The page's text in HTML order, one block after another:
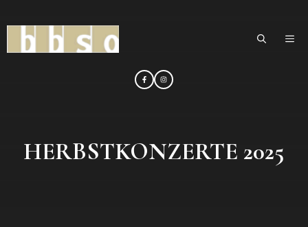
Inhalt
springen
HERBSTKONZERTE 2025